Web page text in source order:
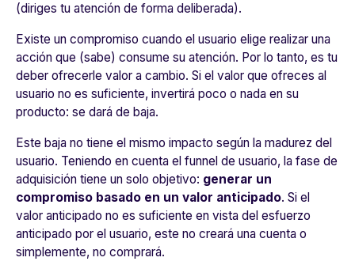
(diriges tu atención de forma deliberada).
Existe un compromiso cuando el usuario elige realizar una
acción que (sabe) consume su atención. Por lo tanto, es tu
deber ofrecerle valor a cambio. Si el valor que ofreces al
usuario no es suficiente, invertirá poco o nada en su
producto: se dará de baja.
Este baja no tiene el mismo impacto según la madurez del
usuario. Teniendo en cuenta el funnel de usuario, la fase de
adquisición tiene un solo objetivo: generar un
compromiso basado en un valor anticipado. Si el
valor anticipado no es suficiente en vista del esfuerzo
anticipado por el usuario, este no creará una cuenta o
simplemente, no comprará.